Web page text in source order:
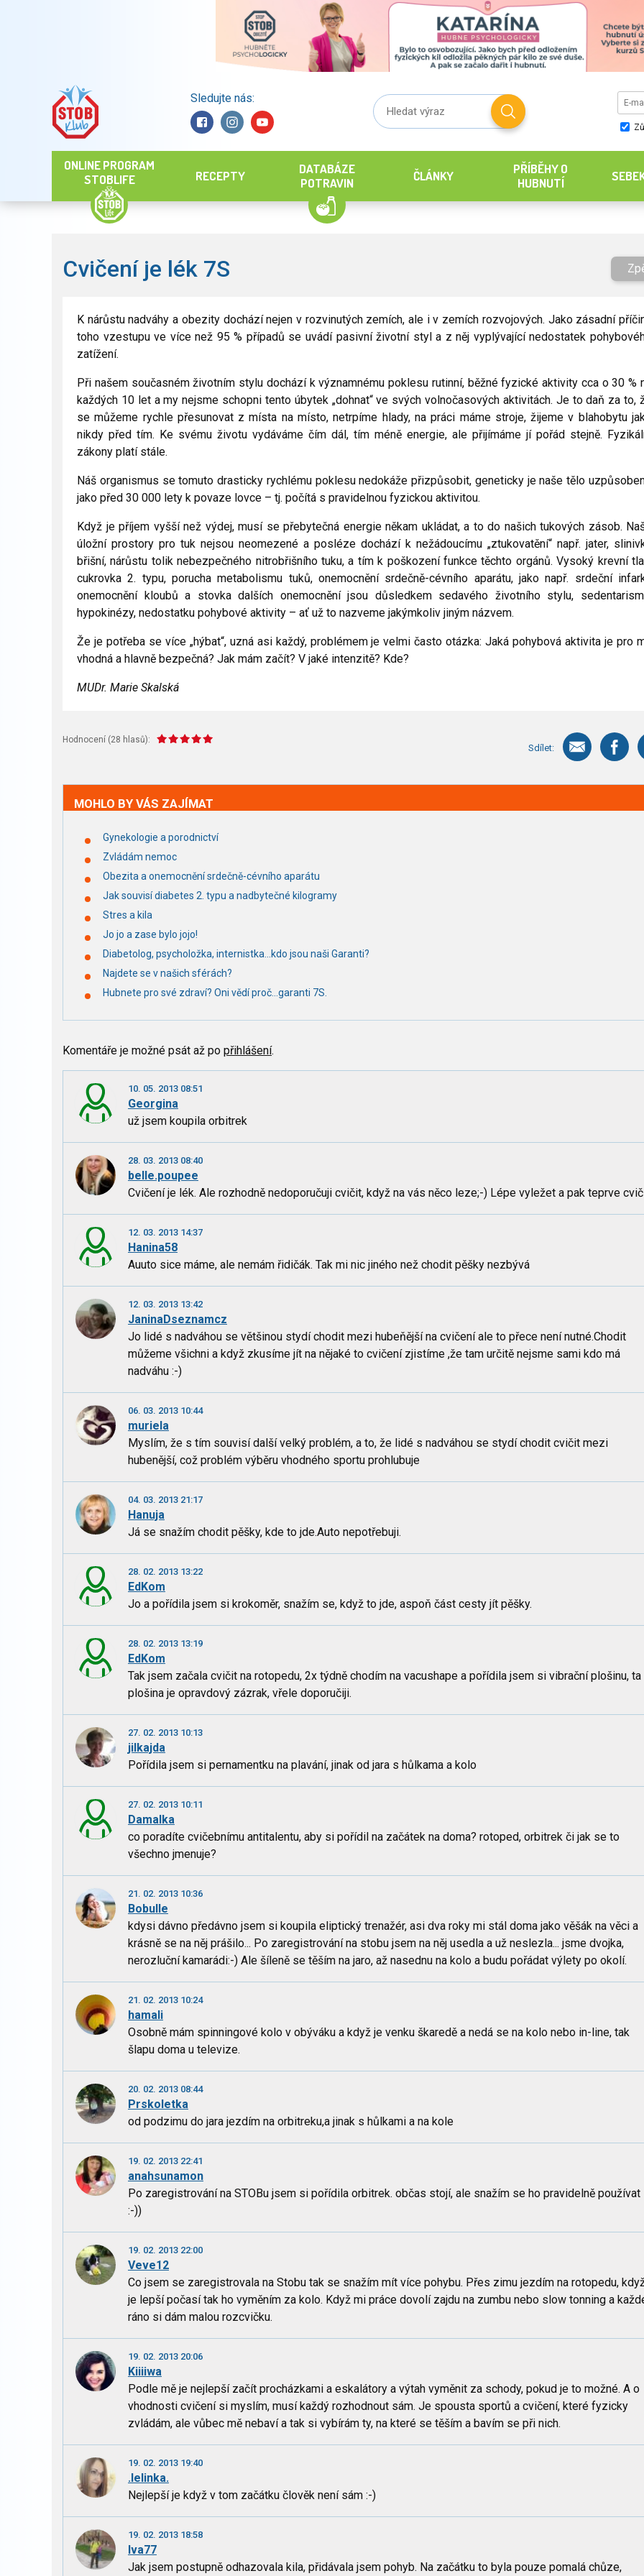
Sledujte nás:
ONLINE PROGRAM
STOBLIFE
RECEPTY
DATABÁZE
POTRAVIN
ČLÁNKY
PŘÍBĚHY O
HUBNUTÍ
Cvičení je lék 7S
K nárůstu nadváhy a obezity dochází nejen v rozvinutých zemích, ale i v zemích rozvojových. Jako zásadní
toho vzestupu ve více než 95 % případů se uvádí pasivní životní styl a z něj vyplývající nedostatek
zatížení.
Při našem současném životním stylu dochází k významnému poklesu rutinní, běžné fyzické aktivity cca o 30 %
každých 10 let a my nejsme schopni tento úbytek „dohnat“ ve svých volnočasových aktivitách. Je to daň za to,
se můžeme rychle přesunovat z místa na místo, netrpíme hlady, na práci máme stroje, žijeme v blahobytu
nikdy před tím. Ke svému životu vydáváme čím dál, tím méně energie, ale přijímáme jí pořád stejně.
zákony platí stále.
Náš organismus se tomuto drasticky rychlému poklesu nedokáže přizpůsobit, geneticky je naše tělo
jako před 30 000 lety k povaze lovce – tj. počítá s pravidelnou fyzickou aktivitou.
Když je příjem vyšší než výdej, musí se přebytečná energie někam ukládat, a to do našich tukových zásob.
úložní prostory pro tuk nejsou neomezené a posléze dochází k nežádoucímu „ztukovatění“ např. jater,
břišní, nárůstu tolik nebezpečného nitrobřišního tuku, a tím k poškození funkce těchto orgánů. Vysoký krevní
cukrovka 2. typu, porucha metabolismu tuků, onemocnění srdečně-cévního aparátu, jako např. srdeční
onemocnění kloubů a stovka dalších onemocnění jsou důsledkem sedavého životního stylu,
hypokinézy, nedostatku pohybové aktivity – ať už to nazveme jakýmkoliv jiným názvem.
Že je potřeba se více „hýbat“, uzná asi každý, problémem je velmi často otázka: Jaká pohybová aktivita je pro
vhodná a hlavně bezpečná? Jak mám začít? V jaké intenzitě? Kde?
MUDr. Marie Skalská
Hodnocení (28 hlasů):
Sdílet:
MOHLO BY VÁS ZAJÍMAT
Gynekologie a porodnictví
Zvládám nemoc
Obezita a onemocnění srdečně-cévního aparátu
Jak souvisí diabetes 2. typu a nadbytečné kilogramy
Stres a kila
Jo jo a zase bylo jojo!
Diabetolog, psycholožka, internistka...kdo jsou naši Garanti?
Najdete se v našich sférách?
Hubnete pro své zdraví? Oni vědí proč...garanti 7S.
Komentáře je možné psát až po přihlášení.
10. 05. 2013 08:51
Georgina
už jsem koupila orbitrek
28. 03. 2013 08:40
belle.poupee
Cvičení je lék. Ale rozhodně nedoporučuji cvičit, když na vás něco leze;-) Lépe vyležet a pak teprve
12. 03. 2013 14:37
Hanina58
Auuto sice máme, ale nemám řidičák. Tak mi nic jiného než chodit pěšky nezbývá
12. 03. 2013 13:42
JaninaDseznamcz
Jo lidé s nadváhou se většinou stydí chodit mezi hubeňější na cvičení ale to přece není nutné.Chodit
můžeme všichni a když zkusíme jít na nějaké to cvičení zjistíme ,že tam určitě nejsme sami kdo má
nadváhu :-)
06. 03. 2013 10:44
muriela
Myslím, že s tím souvisí další velký problém, a to, že lidé s nadváhou se stydí chodit cvičit mezi
hubenější, což problém výběru vhodného sportu prohlubuje
04. 03. 2013 21:17
Hanuja
Já se snažím chodit pěšky, kde to jde.Auto nepotřebuji.
28. 02. 2013 13:22
EdKom
Jo a pořídila jsem si krokoměr, snažím se, když to jde, aspoň část cesty jít pěšky.
28. 02. 2013 13:19
EdKom
Tak jsem začala cvičit na rotopedu, 2x týdně chodím na vacushape a pořídila jsem si vibrační plošinu, ta
plošina je opravdový zázrak, vřele doporučiji.
27. 02. 2013 10:13
jilkajda
Pořídila jsem si pernamentku na plavání, jinak od jara s hůlkama a kolo
27. 02. 2013 10:11
Damalka
co poradíte cvičebnímu antitalentu, aby si pořídil na začátek na doma? rotoped, orbitrek či jak se to
všechno jmenuje?
21. 02. 2013 10:36
Bobulle
kdysi dávno předávno jsem si koupila eliptický trenažér, asi dva roky mi stál doma jako věšák na věci a
krásně se na něj prášilo... Po zaregistrování na stobu jsem na něj usedla a už neslezla... jsme dvojka,
nerozluční kamarádi:-) Ale šíleně se těším na jaro, až nasednu na kolo a budu pořádat výlety po okolí.
21. 02. 2013 10:24
hamali
Osobně mám spinningové kolo v obýváku a když je venku škaredě a nedá se na kolo nebo in-line, tak
šlapu doma u televize.
20. 02. 2013 08:44
Prskoletka
od podzimu do jara jezdím na orbitreku,a jinak s hůlkami a na kole
19. 02. 2013 22:41
anahsunamon
Po zaregistrování na STOBu jsem si pořídila orbitrek. občas stojí, ale snažím se ho pravidelně používat
:-))
19. 02. 2013 22:00
Veve12
Co jsem se zaregistrovala na Stobu tak se snažím mít více pohybu. Přes zimu jezdím na rotopedu,
je lepší počasí tak ho vyměním za kolo. Když mi práce dovolí zajdu na zumbu nebo slow tonning a
ráno si dám malou rozcvičku.
19. 02. 2013 20:06
Kiiiiwa
Podle mě je nejlepší začít procházkami a eskalátory a výtah vyměnit za schody, pokud je to možné. A o
vhodnosti cvičení si myslím, musí každý rozhodnout sám. Je spousta sportů a cvičení, které fyzicky
zvládám, ale vůbec mě nebaví a tak si vybírám ty, na které se těším a bavím se při nich.
19. 02. 2013 19:40
.lelinka.
Nejlepší je když v tom začátku člověk není sám :-)
19. 02. 2013 18:58
Iva77
Jak jsem postupně odhazovala kila, přidávala jsem pohyb. Na začátku to byla pouze pomalá chůze,